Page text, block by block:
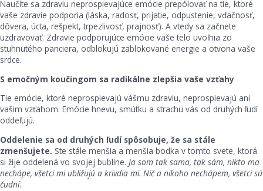
Naučíte sa zdraviu neprospievajúce emócie prepólovať na tie, ktoré
vaše zdravie podporia (láska, radosť, prijatie, odpustenie, vďačnosť,
dôvera, úcta, rešpekt, trpezlivosť, prajnosť). A vtedy sa začnete
uzdravovať. Zdravie podporujúce emócie vaše telo uvoľnia zo
stuhnutého panciera, odblokujú zablokované energie a otvoria vaše
srdce.
S emočným koučingom sa radikálne zlepšia vaše vzťahy
Tie emócie, ktoré neprospievajú vášmu zdraviu, neprospievajú ani
vašim vzťahom. Emócie hnevu, smútku a strachu vás od druhých ľudí
oddeľujú.
Oddelenie sa od druhých ľudí spôsobuje, že sa stále
zmenšujete. Ste stále menšia a menšia bodka v tomto svete, ktorá
si žije oddelená vo svojej bubline. Ja som tak sama, tak sám, nikto ma
nechápe, všetci mi ubližujú a krivdia mi. Nič a nikoho nechápem, všetci sú
čudní.